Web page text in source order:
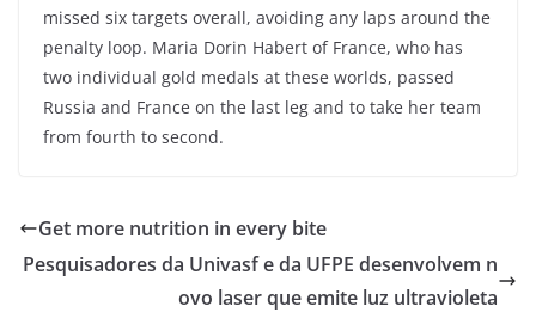
missed six targets overall, avoiding any laps around the
penalty loop. Maria Dorin Habert of France, who has
two individual gold medals at these worlds, passed
Russia and France on the last leg and to take her team
from fourth to second.
Get more nutrition in every bite
Pesquisadores da Univasf e da UFPE desenvolvem n
ovo laser que emite luz ultravioleta